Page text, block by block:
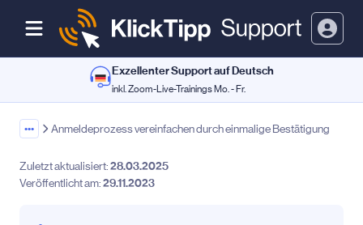
Exzellenter Support auf Deutsch
inkl. Zoom-Live-Trainings Mo. - Fr.
••• Anmeldeprozess vereinfachen durch einmalige Bestätigung
Zuletzt aktualisiert:28.03.2025
Veröffentlicht am:29.11.2023